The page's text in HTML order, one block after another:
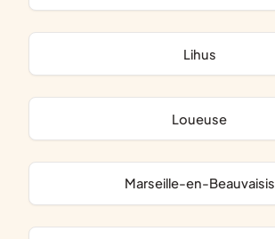
Lihus
Loueuse
Marseille-en-Beauvaisis